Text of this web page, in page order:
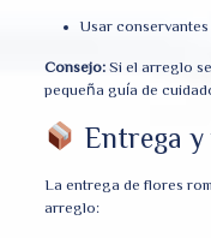
Usar
Consejo:Si el arreglo
pequeña guía de
Entrega
La entrega de flores
arreglo: